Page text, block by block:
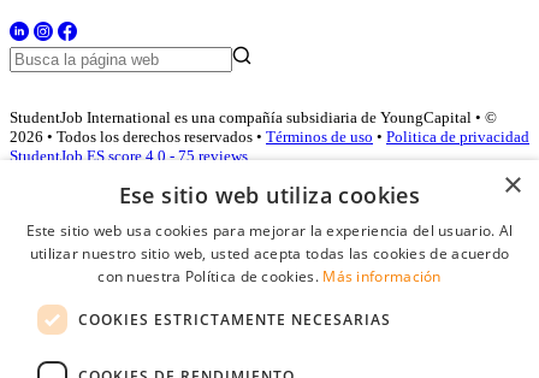
StudentJob International es una compañía subsidiaria de YoungCapital • ©
2026 • Todos los derechos reservados • Términos de uso • Politica de privacidad
StudentJob ES score 4.0 - 75 reviews
Acceso empresas
Contraseña
×
Ese sitio web utiliza cookies
Este sitio web usa cookies para mejorar la experiencia del usuario. Al
utilizar nuestro sitio web, usted acepta todas las cookies de acuerdo
con nuestra Política de cookies. Más información
COOKIES ESTRICTAMENTE NECESARIAS